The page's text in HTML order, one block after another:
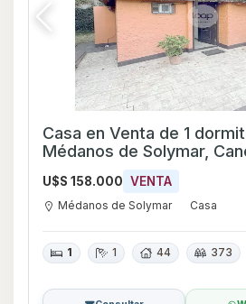
Casa en Venta de 1
Médanos de Solymar,
U$S 158.000 VENTA
Médanos de Solymar Casa
1 1 44 373